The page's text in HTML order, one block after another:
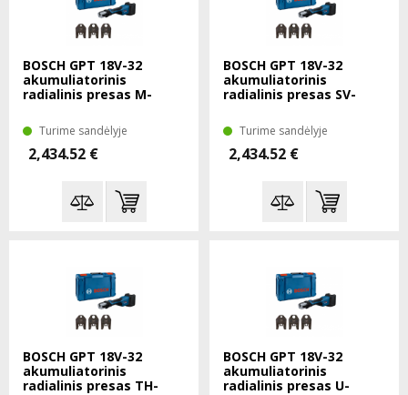
BOSCH GPT 18V-32
akumuliatorinis
radialinis presas M-
Turime sandėlyje
2,434.52 €
BOSCH GPT 18V-32
akumuliatorinis
radialinis presas SV-
Turime sandėlyje
2,434.52 €
BOSCH GPT 18V-32
akumuliatorinis
radialinis presas TH-
BOSCH GPT 18V-32
akumuliatorinis
radialinis presas U-